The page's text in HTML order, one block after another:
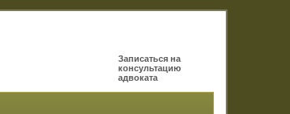
Записаться на
консультацию
адвоката